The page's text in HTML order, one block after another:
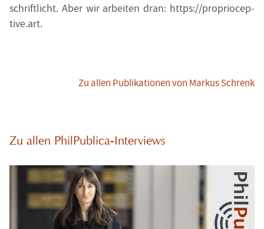
schrift­licht. Aber wir ar­bei­ten dran: https://pro­prio­cep­
ti­ve.art.
Zu allen Pu­bli­ka­tio­nen von Mar­kus Schrenk
Zu allen PhilPublica-​Interviews